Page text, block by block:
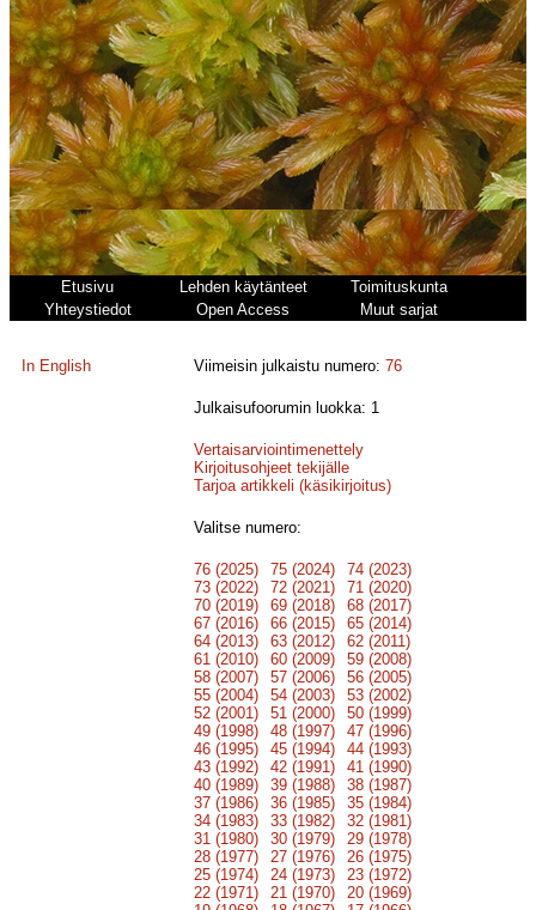
Etusivu Lehden käytänteet
Toimituskunta
Yhteystiedot
Open Access Muut sarjat
In English Viimeisin julkaistu numero:76
Julkaisufoorumin luokka: 1
Vertaisarviointimenettely
Kirjoitusohjeet tekijälle
Tarjoa artikkeli (käsikirjoitus)
Valitse numero:
76 (2025) 75 (2024)
74 (2023)
73 (2022)
72 (2021)
71 (2020)
70 (2019)
69 (2018)
68 (2017)
67 (2016)
66 (2015)
65 (2014)
64 (2013)
63 (2012)
62 (2011)
61 (2010)
60 (2009)
59 (2008)
58 (2007)
57 (2006)
56 (2005)
55 (2004)
54 (2003)
53 (2002)
52 (2001)
51 (2000)
50 (1999)
49 (1998)
48 (1997)
47 (1996)
46 (1995)
45 (1994)
44 (1993)
43 (1992)
42 (1991)
41 (1990)
40 (1989)
39 (1988)
38 (1987)
37 (1986)
36 (1985)
35 (1984)
34 (1983)
33 (1982)
32 (1981)
31 (1980)
30 (1979)
29 (1978)
28 (1977)
27 (1976)
26 (1975)
25 (1974)
24 (1973)
23 (1972)
22 (1971)
21 (1970)
20 (1969)